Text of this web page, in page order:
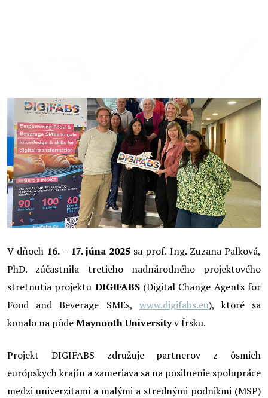
V dňoch 16. – 17. júna 2025 sa prof. Ing. Zuzana Palková,
PhD. zúčastnila tretieho nadnárodného projektového
stretnutia projektu DIGIFABS(Digital Change Agents for
Food and Beverage SMEs, www.digifabs.eu), ktoré sa
konalo na pôdeMaynooth Universityv Írsku.
Projekt DIGIFABS združuje partnerov z ôsmich
európskych krajín a zameriava sa na posilnenie spolupráce
medzi univerzitami a malými a strednými podnikmi (MSP)